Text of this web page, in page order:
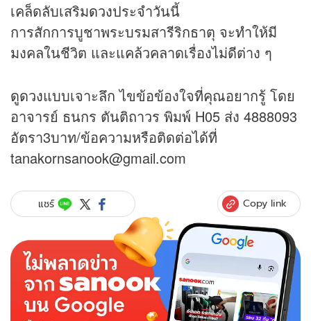
เคล็ดลับเสริมดวงประจำวันนี้
การสักการบูชาพระบรมสารีริกธาตุ จะทำให้มี
มงคลในชีวิต และแคล้วคลาดเรื่องไม่ดีต่าง ๆ
ดูดวงแบบเจาะลึก ไขข้อข้องใจที่คุณอยากรู้ โดย
อาจารย์ ธนกร ตันติถาวร พิมพ์ H05 ส่ง 4888093
อัตรา3บาท/ข้อความหรือติดต่อได้ที่
tanakornsanook@gmail.com
แชร์ Copy link